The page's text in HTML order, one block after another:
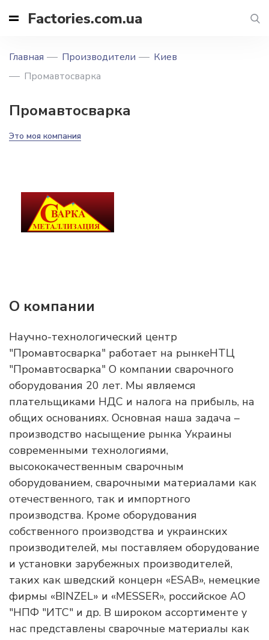
Factories.com.ua
Главная Производители
Киев
Промавтосварка
Промавтосварка
Это моя компания
О компании
Научно-технологический центр
"Промавтосварка" работает на рынкеНТЦ
"Промавтосварка" О компании сварочного
оборудования 20 лет. Мы являемся
плательщиками НДС и налога на прибыль, на
общих основаниях. Основная наша задача –
производство насыщение рынка Украины
современными технологиями,
высококачественным сварочным
оборудованием, сварочными материалами как
отечественного, так и импортного
производства. Кроме оборудования
собственного производства и украинских
производителей, мы поставляем оборудование
и установки зарубежных производителей,
таких как шведский концерн «ESAB», немецкие
фирмы «BINZЕL» и «MESSER», российское АО
"НПФ "ИТС" и др. В широком ассортименте у
нас представлены сварочные материалы как